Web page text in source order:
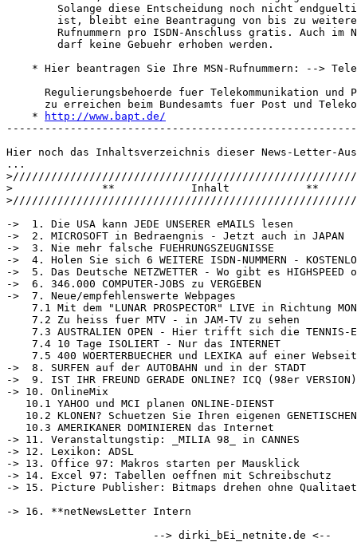
* Hier beantragen Sie Ihre MSN-Rufnummern: -->
Regulierungsbehoerde fuer Telekommunikation und
zu erreichen beim Bundesamts fuer Post und
    *
http://www.bapt.de/
Hier noch das Inhaltsverzeichnis dieser News-Letter-
...
>              **            Inhalt            **
->  1. Die USA kann JEDE UNSERER eMAILS lesen
->  2. MICROSOFT in Bedraengnis - Jetzt auch in JAPAN
->  3. Nie mehr falsche FUEHRUNGSZEUGNISSE
->  4. Holen Sie sich 6 WEITERE ISDN-NUMMERN -
->  5. Das Deutsche NETZWETTER - Wo gibt es HIGHSPEED
->  6. 346.000 COMPUTER-JOBS zu VERGEBEN
->  7. Neue/empfehlenswerte Webpages
7.1 Mit dem "LUNAR PROSPECTOR" LIVE in Richtung
    7.2 Zu heiss fuer MTV - in JAM-TV zu sehen
7.3 AUSTRALIEN OPEN - Hier trifft sich die TENNIS-
    7.4 10 Tage ISOLIERT - Nur das INTERNET
7.5 400 WOERTERBUECHER und LEXIKA auf einer
->  8. SURFEN auf der AUTOBAHN und in der STADT
->  9. IST IHR FREUND GERADE ONLINE? ICQ (98er
-> 10. OnlineMix
   10.1 YAHOO und MCI planen ONLINE-DIENST
10.2 KLONEN? Schuetzen Sie Ihren eigenen
   10.3 AMERIKANER DOMINIEREN das Internet
-> 11. Veranstaltungstip: _MILIA 98_ in CANNES
-> 12. Lexikon: ADSL
-> 13. Office 97: Makros starten per Mausklick
-> 14. Excel 97: Tabellen oeffnen mit Schreibschutz
-> 15. Picture Publisher: Bitmaps drehen ohne
-> 16. **netNewsLetter Intern
                       --> dirki_bEi_netnite.de <--